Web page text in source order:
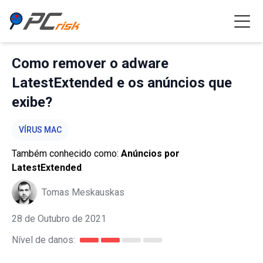
Como remover o adware
LatestExtended e os anúncios que
exibe?
VÍRUS MAC
Também conhecido como: Anúncios por
LatestExtended
Tomas Meskauskas
28 de Outubro de 2021
Nível de danos: